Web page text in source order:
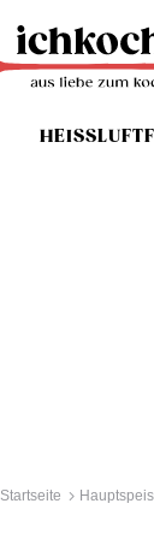
Startseite